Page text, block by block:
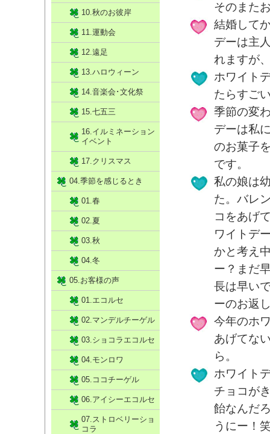
そのまた
結婚して
デーは主
れますが
ホワイト
たらすご
季節の変
デーは私
のお菓子
です。
私の娘は
た。バレ
コをあげ
ワイトデ
かと考え
ー？まだ
長は早い
ーのお返
今年のホ
あげてな
ら。
ホワイト
チョコが
飴なんだ
うにー！
10.秋のお彼岸
11.運動会
12.遠足
13.ハロウィーン
14.音楽会･文化祭
15.七五三
16.イルミネーション
イベント
17.クリスマス
04.季節を感じるとき
01.春
02.夏
03.秋
04.冬
05.お客様の声
01.エコルセ
02.マンデルチーゲル
03.ショコラエコルセ
04.モンロワ
05.ココチーゲル
06.アイシーエコルセ
07.ストロベリーショ
コラ